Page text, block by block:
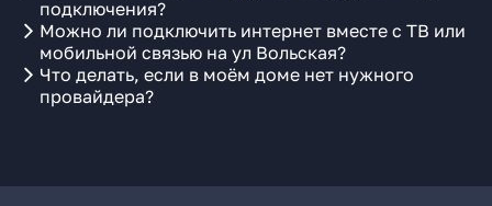
подключения?
Можно ли подключить интернет вместе с ТВ или
мобильной связью на ул Вольская?
Что делать, если в моём доме нет нужного
провайдера?